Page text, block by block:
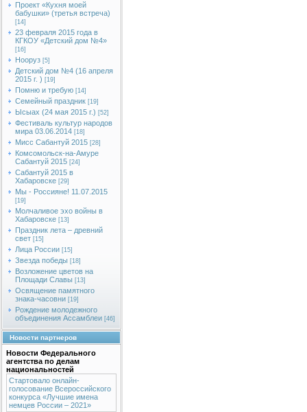
Проект «Кухня моей
бабушки» (третья встреча)
[14]
23 февраля 2015 года в
КГКОУ «Детский дом №4»
[16]
Нооруз [5]
Детский дом №4 (16 апреля
2015 г. ) [19]
Помню и требую [14]
Семейный праздник [19]
Ысыах (24 мая 2015 г.) [52]
Фестиваль культур народов
мира 03.06.2014 [18]
Мисс Сабантуй 2015 [28]
Комсомольск-на-Амуре
Сабантуй 2015 [24]
Сабантуй 2015 в
Хабаровске [29]
Мы - Россияне! 11.07.2015
[19]
Молчаливое эхо войны в
Хабаровске [13]
Праздник лета – древний
свет [15]
Лица России [15]
Звезда победы [18]
Возложение цветов на
Площади Славы [13]
Освящение памятного
знака-часовни [19]
Рождение молодежного
объединения Ассамблеи [46]
Новости партнеров
Новости Федерального
агентства по делам
национальностей
Стартовало онлайн-
голосование Всероссийского
конкурса «Лучшие имена
немцев России – 2021»